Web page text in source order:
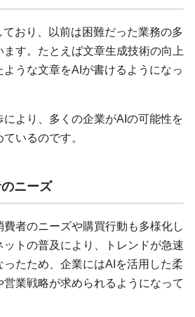
おり、以前は困難だった業務の多
ます。たとえば文章生成技術の向上
うな文章をAIが書けるようになっ
により、多くの企業がAIの可能性を
いるのです。
ニーズ
者のニーズや購買行動も多様化し
トの普及により、トレンドが急速
たため、企業にはAIを活用した柔
業戦略が求められるようになって